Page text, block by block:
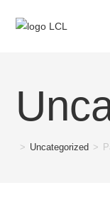
> Uncategorized >